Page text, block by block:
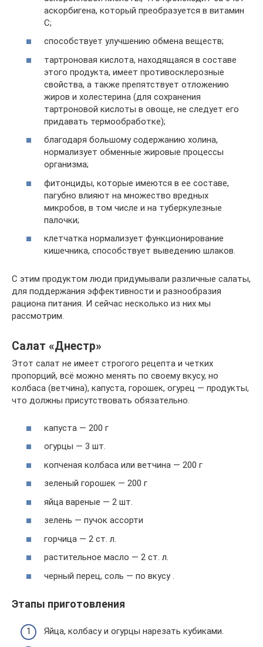
аскорбигена, который преобразуется в витамин
С;
способствует улучшению обмена веществ;
тартроновая кислота, находящаяся в составе
этого продукта, имеет противосклерозные
свойства, а также препятствует отложению
жиров и холестерина (для сохранения
тартроновой кислоты в овоще, не следует его
придавать термообработке);
благодаря большому содержанию холина,
нормализует обменные жировые процессы
организма;
фитонциды, которые имеются в ее составе,
пагубно влияют на множество вредных
микробов, в том числе и на туберкулезные
палочки;
клетчатка нормализует функционирование
кишечника, способствует выведению шлаков.
С этим продуктом люди придумывали различные салаты,
для поддержания эффективности и разнообразия
рациона питания. И сейчас несколько из них мы
рассмотрим.
Салат «Днестр»
Этот салат не имеет строгого рецепта и четких
пропорций, всё можно менять по своему вкусу, но
колбаса (ветчина), капуста, горошек, огурец — продукты,
что должны присутствовать обязательно.
капуста — 200 г
огурцы — 3 шт.
копченая колбаса или ветчина — 200 г
зеленый горошек — 200 г
яйца вареные — 2 шт.
зелень — пучок ассорти
горчица — 2 ст. л.
растительное масло — 2 ст. л.
черный перец, соль — по вкусу .
Этапы приготовления
Яйца, колбасу и огурцы нарезать кубиками.